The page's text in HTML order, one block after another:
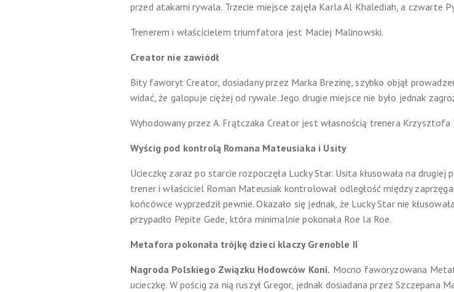
przed atakami rywala. Trzecie miejsce zajęła Karla Al Khalediah, a czwarte
Trenerem i właścicielem triumfatora jest Maciej Malinowski.
Creator nie zawiódł
Bity faworyt Creator, dosiadany przez Marka Brezinę, szybko objął
widać, że galopuje ciężej od rywale. Jego drugie miejsce nie było jednak
Wyhodowany przez A. Frątczaka Creator jest własnością trenera Krzysztofa
Wyścig pod kontrolą Romana Mateusiaka i Usity
Ucieczkę zaraz po starcie rozpoczęła Lucky Star. Usita kłusowała na
trener i właściciel Roman Mateusiak kontrolował odległość między
końcówce wyprzedził pewnie. Okazało się jednak, że Lucky Star nie
przypadło Pepite Gede, która minimalnie pokonała Roe la Roe.
Metafora pokonała trójkę dzieci klaczy Grenoble II
Nagroda Polskiego Związku Hodowców Koni. Mocno faworyzowana
ucieczkę. W pościg za nią ruszył Gregor, jednak dosiadana przez